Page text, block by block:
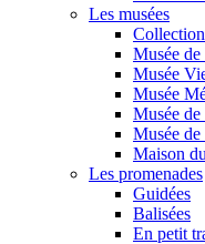
Les musées
Musée
Musée
Musée
Musée de
Musée
Maison
Les promenades
Guidées
Balisées
En petit